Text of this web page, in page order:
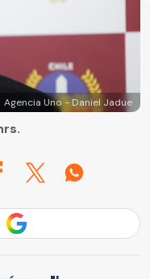
Agencia Uno - Daniel Jadue